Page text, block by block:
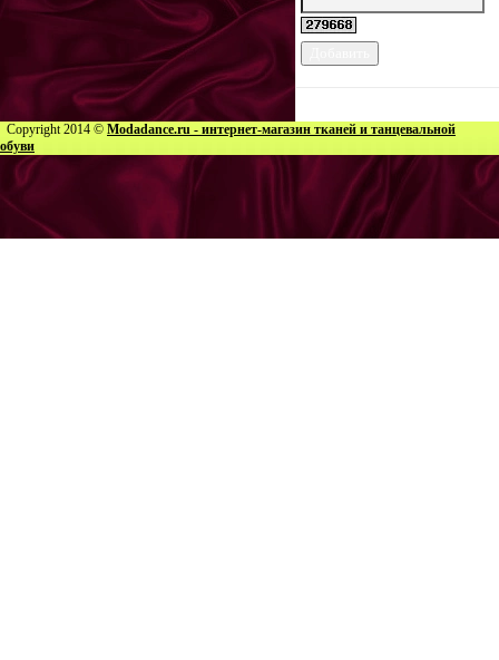
Copyright 2014 © Modadance.ru - интернет-магазин тканей и танцевальной
обуви